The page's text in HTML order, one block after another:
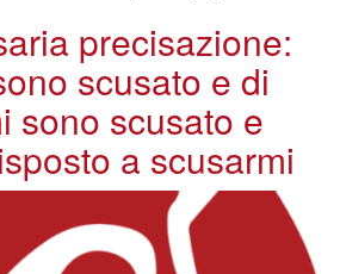
precisazione:
scusato e di
sono scusato e
a scusarmi